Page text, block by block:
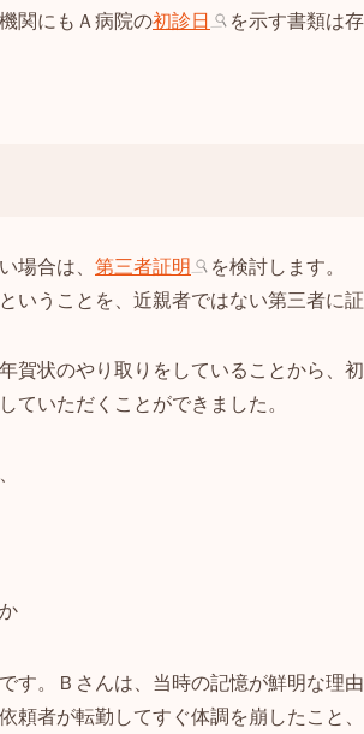
関にもＡ病院の初診日 を示す書類は
場合は、 第三者証明
を検討します。
いうことを、近親者ではない第三者に
賀状のやり取りをしていることから、
ていただくことができました。
す。Ｂさんは、当時の記憶が鮮明な理
頼者が転勤してすぐ体調を崩したこと